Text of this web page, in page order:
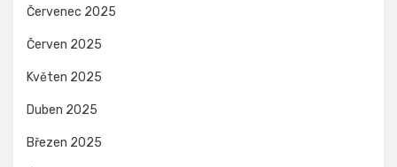
Červenec 2025
Červen 2025
Květen 2025
Duben 2025
Březen 2025